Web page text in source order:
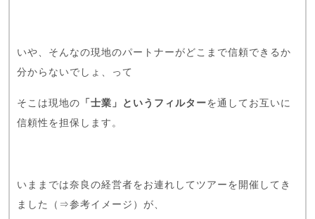
いや、そんなの現地のパートナーがどこまで信頼できるか
分からないでしょ、って
そこは現地の 「士業」というフィルターを通してお互いに
信頼性を担保します。
いままでは奈良の経営者をお連れしてツアーを開催してき
ました（⇒参考イメージ ）が、